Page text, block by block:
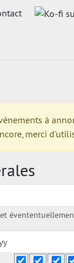
à
merci